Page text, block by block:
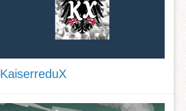
KaiserreduX